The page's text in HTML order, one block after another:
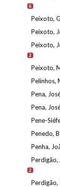
6
Peixoto,
Peixoto,
Peixoto,
2
Peixoto,
Pelinhos,
Pena,
Pena,
Pene-
Penedo,
Penha,
Perdigão,
2
Perdigão,